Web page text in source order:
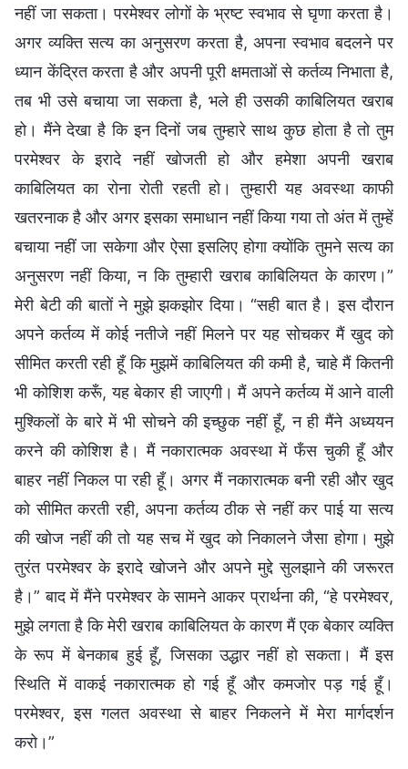
नहीं जा सकता। परमेश्वर लोगों के भ्रष्ट स्वभाव से घृणा करता है।
अगर व्यक्ति सत्य का अनुसरण करता है, अपना स्वभाव बदलने पर
ध्यान केंद्रित करता है और अपनी पूरी क्षमताओं से कर्तव्य निभाता है,
तब भी उसे बचाया जा सकता है, भले ही उसकी काबिलियत खराब
हो। मैंने देखा है कि इन दिनों जब तुम्हारे साथ कुछ होता है तो तुम
परमेश्वर के इरादे नहीं खोजती हो और हमेशा अपनी खराब
काबिलियत का रोना रोती रहती हो। तुम्हारी यह अवस्था काफी
खतरनाक है और अगर इसका समाधान नहीं किया गया तो अंत में तुम्हें
बचाया नहीं जा सकेगा और ऐसा इसलिए होगा क्योंकि तुमने सत्य का
अनुसरण नहीं किया, न कि तुम्हारी खराब काबिलियत के कारण।”
मेरी बेटी की बातों ने मुझे झकझोर दिया। “सही बात है। इस दौरान
अपने कर्तव्य में कोई नतीजे नहीं मिलने पर यह सोचकर मैं खुद को
सीमित करती रही हूँ कि मुझमें काबिलियत की कमी है, चाहे मैं कितनी
भी कोशिश करूँ, यह बेकार ही जाएगी। मैं अपने कर्तव्य में आने वाली
मुश्किलों के बारे में भी सोचने की इच्छुक नहीं हूँ, न ही मैंने अध्ययन
करने की कोशिश है। मैं नकारात्मक अवस्था में फँस चुकी हूँ और
बाहर नहीं निकल पा रही हूँ। अगर मैं नकारात्मक बनी रही और खुद
को सीमित करती रही, अपना कर्तव्य ठीक से नहीं कर पाई या सत्य
की खोज नहीं की तो यह सच में खुद को निकालने जैसा होगा। मुझे
तुरंत परमेश्वर के इरादे खोजने और अपने मुद्दे सुलझाने की जरूरत
है।” बाद में मैंने परमेश्वर के सामने आकर प्रार्थना की, “हे परमेश्वर,
मुझे लगता है कि मेरी खराब काबिलियत के कारण मैं एक बेकार व्यक्ति
के रूप में बेनकाब हुई हूँ, जिसका उद्धार नहीं हो सकता। मैं इस
स्थिति में वाकई नकारात्मक हो गई हूँ और कमजोर पड़ गई हूँ।
परमेश्वर, इस गलत अवस्था से बाहर निकलने में मेरा मार्गदर्शन
करो।”